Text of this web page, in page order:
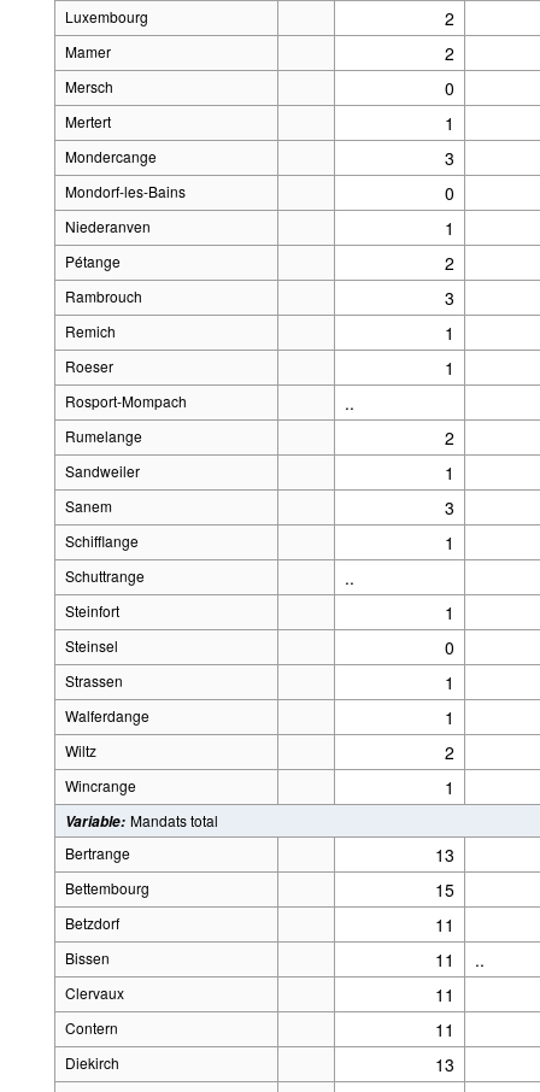
Luxembourg 2
Mamer 2
Mersch 0
Mertert 1
Mondercange 3
Mondorf-les-Bains 0
Niederanven 1
Pétange 2
Rambrouch 3
Remich 1
Roeser 1
Rosport-Mompach ..
Rumelange 2
Sandweiler 1
Sanem 3
Schifflange 1
Schuttrange ..
Steinfort 1
Steinsel 0
Strassen 1
Walferdange 1
Wiltz 2
Wincrange 1
Variable: Mandats total
Bertrange
13
Bettembourg 15
Betzdorf 11
Bissen 11 ..
Clervaux 11
Contern 11
Diekirch 13